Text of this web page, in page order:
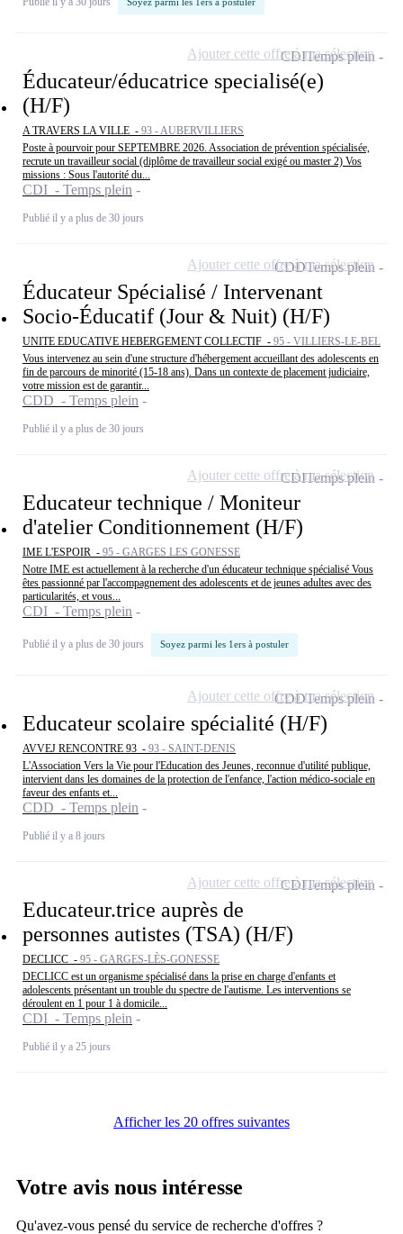
Éducateur/éducatrice specialisé(e)
(H/F)
A TRAVERS LA VILLE - 93 - AUBERVILLIERS
Poste à pourvoir pour SEPTEMBRE 2026. Association de prévention spécialisée,
recrute un travailleur social (diplôme de travailleur social exigé ou master 2) Vos
missions : Sous l'autorité du...
CDI - Temps plein
Publié il y a plus de 30 jours
CDITemps plein
Ajouter cette offre à ma sélection
Éducateur Spécialisé / Intervenant
Socio-Éducatif (Jour & Nuit) (H/F)
UNITE EDUCATIVE HEBERGEMENT COLLECTIF - 95 - VILLIERS-LE-BEL
Vous intervenez au sein d'une structure d'hébergement accueillant des adolescents en
fin de parcours de minorité (15-18 ans). Dans un contexte de placement judiciaire,
votre mission est de garantir...
CDD - Temps plein
Publié il y a plus de 30 jours
CDDTemps plein
Ajouter cette offre à ma sélection
Educateur technique / Moniteur
d'atelier Conditionnement (H/F)
IME L'ESPOIR - 95 - GARGES LES GONESSE
Notre IME est actuellement à la recherche d'un éducateur technique spécialisé Vous
êtes passionné par l'accompagnement des adolescents et de jeunes adultes avec des
particularités, et vous...
CDI - Temps plein
Publié il y a plus de 30 jours Soyez parmi les 1ers à postuler
CDITemps plein
Ajouter cette offre à ma sélection
Educateur scolaire spécialité (H/F)
AVVEJ RENCONTRE 93 - 93 - SAINT-DENIS
L'Association Vers la Vie pour l'Education des Jeunes, reconnue d'utilité publique,
intervient dans les domaines de la protection de l'enfance, l'action médico-sociale en
faveur des enfants et...
CDD - Temps plein
Publié il y a 8 jours
CDDTemps plein
Ajouter cette offre à ma sélection
Educateur.trice auprès de
personnes autistes (TSA) (H/F)
DECLICC - 95 - GARGES-LÈS-GONESSE
DECLICC est un organisme spécialisé dans la prise en charge d'enfants et
adolescents présentant un trouble du spectre de l'autisme. Les interventions se
déroulent en 1 pour 1 à domicile...
CDI - Temps plein
Publié il y a 25 jours
CDITemps plein
Ajouter cette offre à ma sélection
Afficher les 20 offres suivantes
Votre avis nous intéresse
Qu'avez-vous pensé du service de recherche d'offres ?